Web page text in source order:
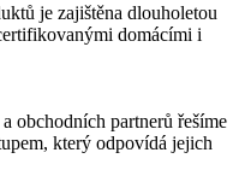
je zajištěna dlouholetou
domácími i
obchodních partnerů řešíme
který odpovídá jejich